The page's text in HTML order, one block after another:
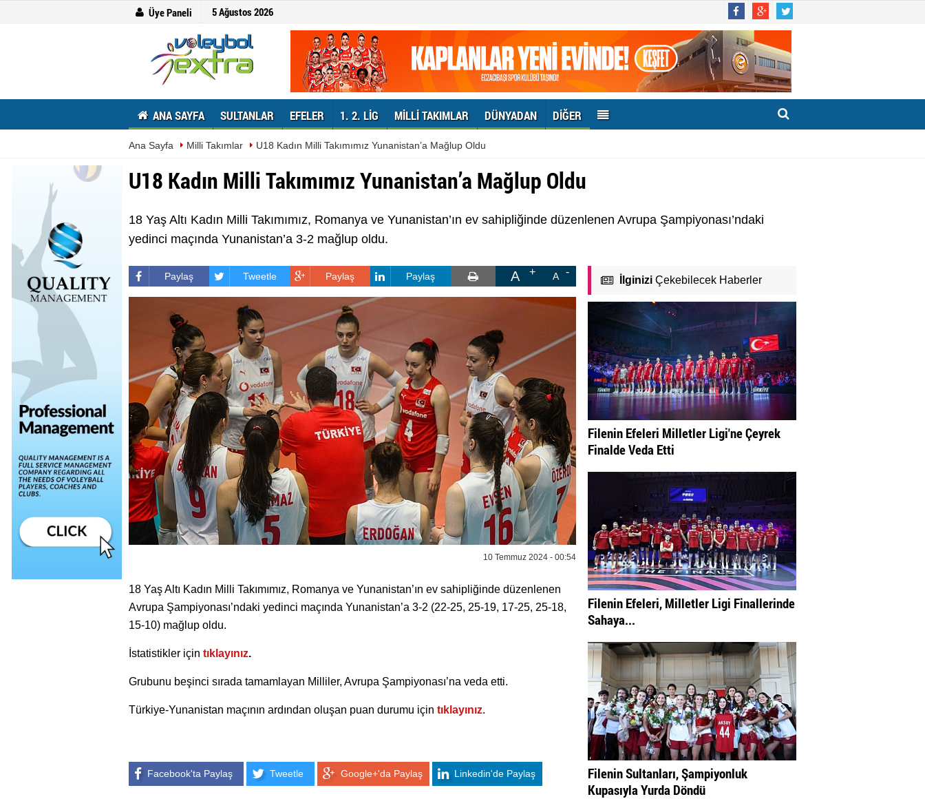
Üye Paneli 5 Ağustos 2026
ANA SAYFA SULTANLAR EFELER 1. 2. LIG MILLI TAKIMLAR DÜNYADAN DIĞER
Ana Sayfa Milli Takımlar U18 Kadın Milli Takımımız Yunanistan’a Mağlup Oldu
U18 Kadın Milli Takımımız Yunanistan’a Mağlup Oldu
18 Yaş Altı Kadın Milli Takımımız, Romanya ve Yunanistan’ın ev sahipliğinde düzenlenen Avrupa Şampiyonası’ndaki
yedinci maçında Yunanistan’a 3-2 mağlup oldu.
Paylaş Tweetle Paylaş Paylaş A A
10 Temmuz 2024 - 00:54
18 Yaş Altı Kadın Milli Takımımız, Romanya ve Yunanistan’ın ev sahipliğinde düzenlenen
Avrupa Şampiyonası’ndaki yedinci maçında Yunanistan’a 3-2 (22-25, 25-19, 17-25, 25-18,
15-10) mağlup oldu.
İstatistikler için tıklayınız.
Grubunu beşinci sırada tamamlayan Milliler, Avrupa Şampiyonası’na veda etti.
Türkiye-Yunanistan maçının ardından oluşan puan durumu için tıklayınız.
Facebook'ta Paylaş Tweetle Google+'da Paylaş Linkedin'de Paylaş
İlginiziÇekebilecek Haberler
Filenin Efeleri Milletler Ligi'ne Çeyrek
Finalde Veda Etti
Filenin Efeleri, Milletler Ligi Finallerinde
Sahaya...
Filenin Sultanları, Şampiyonluk
Kupasıyla Yurda Döndü